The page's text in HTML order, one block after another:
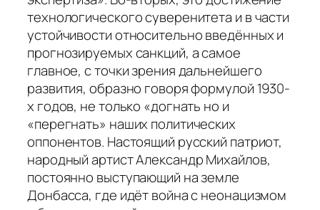
технологического суверенитета и в части
устойчивости относительно введённых и
прогнозируемых санкций, а самое
главное, с точки зрения дальнейшего
развития, образно говоря формулой 1930-
х годов, не только «догнать но и
«перегнать» наших политических
оппонентов. Настоящий русский патриот,
народный артист Александр Михайлов,
постоянно выступающий на земле
Донбасса, где идёт война с неонацизмом